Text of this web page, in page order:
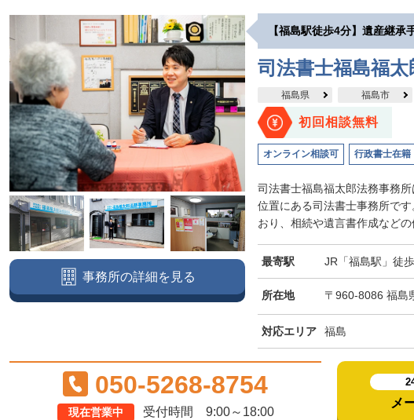
【福島駅徒歩4分】遺産継承
司法書士福島福
福島県 福島市
初回相談無料
オンライン相談可 行政書士在籍
司法書士福島福太郎法務事務
位置にある司法書士事務所で
おり、相続や遺言書作成などの
最寄駅 JR「福島駅」徒
所在地 〒960-8086 福島
対応エリア 福島
事務所の詳細を見る
050-5268-8754
現在営業中 受付時間 9:00～18:00
メ